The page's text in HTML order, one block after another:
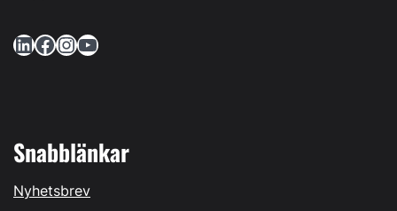
LinkedIn Facebook InstagramYouTube
Snabblänkar
Nyhetsbrev